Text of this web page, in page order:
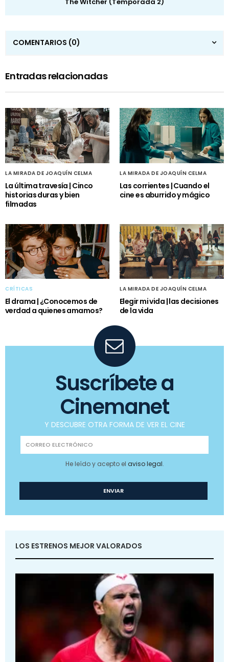
The Witcher (Temporada 2)
COMENTARIOS (0)
Entradas relacionadas
LA MIRADA DE JOAQUÍN CELMA
La última travesía | Cinco
historias duras y bien
filmadas
LA MIRADA DE JOAQUÍN CELMA
Las corrientes | Cuando el
cine es aburrido y mágico
CRÍTICAS
El drama | ¿Conocemos de
verdad a quienes amamos?
LA MIRADA DE JOAQUÍN CELMA
Elegir mi vida | las decisiones
de la vida
Suscríbete a
Cinemanet
Y DESCUBRE OTRA FORMA DE VER EL CINE
He leído y acepto el aviso legal.
LOS ESTRENOS MEJOR VALORADOS